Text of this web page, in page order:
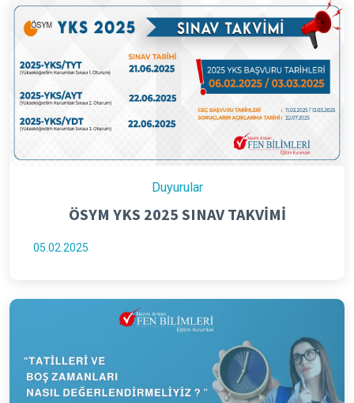
Duyurular
ÖSYM YKS 2025 SINAV TAKVİMİ
05.02.2025